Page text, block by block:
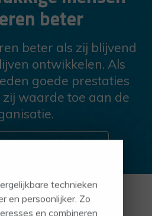
beter
beter als zij blijvend
ontwikkelen. Als
goede prestaties
waarde toe aan de
meer informatie
technieken
en persoonlijker. Zo
en combineren